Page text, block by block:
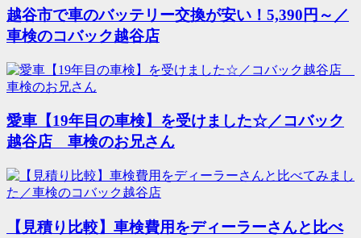
越谷市で車のバッテリー交換が安い！5,390円～／
車検のコバック越谷店
愛車【19年目の車検】を受けました☆／コバック
越谷店 車検のお兄さん
【見積り比較】車検費用をディーラーさんと比べ